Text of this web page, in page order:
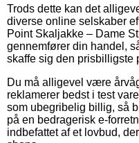
Trods dette kan det
diverse online selskaber
Point Skaljakke – Dame
gennemfører din handel,
skaffe sig den prisbilligste
Du må alligevel være
reklamerer bedst i test
som ubegribelig billig, så
på en bedragerisk e-
indbefattet af et lovbud,